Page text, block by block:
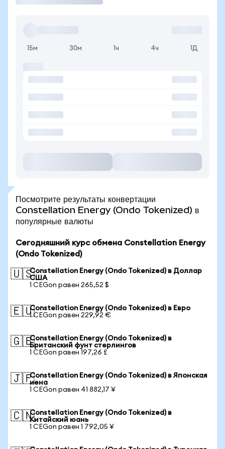
15м 30м 1ч 4ч 1Д
Посмотрите результаты конвертации
Constellation Energy (Ondo Tokenized) в
популярные валюты
Сегодняшний курс обмена Constellation Energy
(Ondo Tokenized)
🇺🇸Constellation Energy (Ondo Tokenized) в Доллар
США
1 CEGon равен 265,52 $
🇪🇺Constellation Energy (Ondo Tokenized) в Евро
1 CEGon равен 229,92 €
🇬🇧Constellation Energy (Ondo Tokenized) в
Британский фунт стерлингов
1 CEGon равен 197,26 £
🇯🇵Constellation Energy (Ondo Tokenized) в Японская
иена
1 CEGon равен 41 882,17 ¥
🇨🇳Constellation Energy (Ondo Tokenized) в
Китайский юань
1 CEGon равен 1 792,05 ¥